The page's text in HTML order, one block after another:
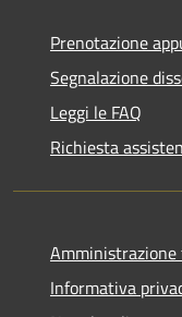
Prenotazione
Segnalazione
Leggi le FAQ
Richiesta
Informativa